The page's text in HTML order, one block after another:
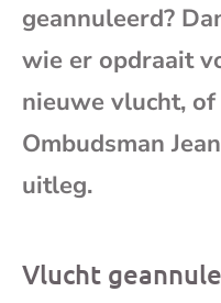
geannuleerd?
wie er opdraait
nieuwe vlucht,
Ombudsman
uitleg.
Vlucht